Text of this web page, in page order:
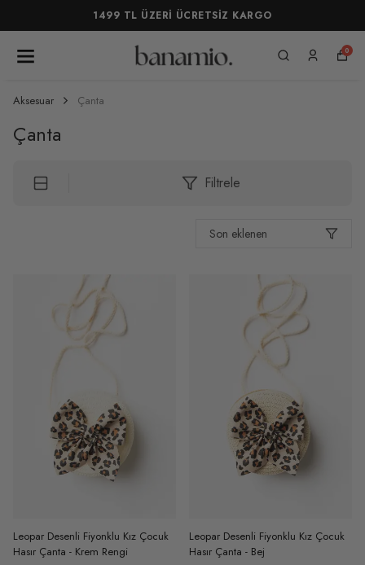
1499 TL ÜZERİ ÜCRETSİZ KARGO
0
Aksesuar Çanta
Çanta
Filtrele
Son eklenen
Leopar Desenli Fiyonklu Kız Çocuk
Hasır Çanta - Krem Rengi
Leopar Desenli Fiyonklu Kız Çocuk
Hasır Çanta - Bej